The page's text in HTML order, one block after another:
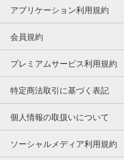
アプリケーション利用規約
会員規約
プレミアムサービス利用規約
特定商法取引に基づく表記
個人情報の取扱いについて
ソーシャルメディア利用規約